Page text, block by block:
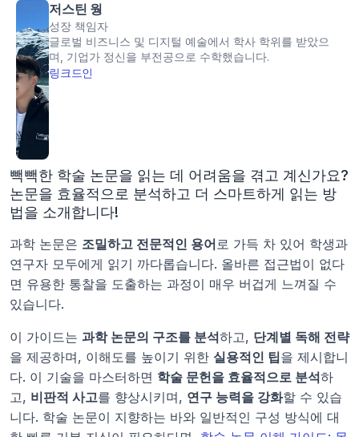
저스틴 웡
성장 책임자
글로벌 비즈니스 및 디지털 예술에서 학사 학위를 받았으
며, 기업가 정신을 부전공으로 수학했습니다.
링크드인
빽빽한 학술 논문을 읽는 데 어려움을 겪고 계신가요?
논문을 효율적으로 분석하고 더 스마트하게 읽는 방
법을 소개합니다!
과학 논문은 조밀하고 전문적인 용어로 가득 차 있어 학생과
연구자 모두에게 읽기 까다롭습니다. 올바른 접근법이 없다
면 유용한 통찰을 도출하는 과정이 매우 버겁게 느껴질 수
있습니다.
이 가이드는 과학 논문의 구조를 분석하고, 단계별 독해 전략
을 제공하며, 이해도를 높이기 위한 실용적인 팁을 제시합니
다. 이 기술을 마스터하면 학술 문헌을 효율적으로 분석하
고, 비판적 사고를 향상시키며, 연구 능력을 강화할 수 있습
니다. 학술 논문이 지향하는 바와 일반적인 구성 방식에 대